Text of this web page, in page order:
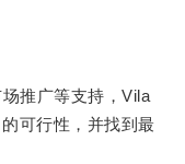
推广等支持，Vila
可行性，并找到最